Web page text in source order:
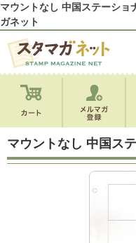
マウントなし 中国ステーショ
ガネット
マウントなし 中国ス